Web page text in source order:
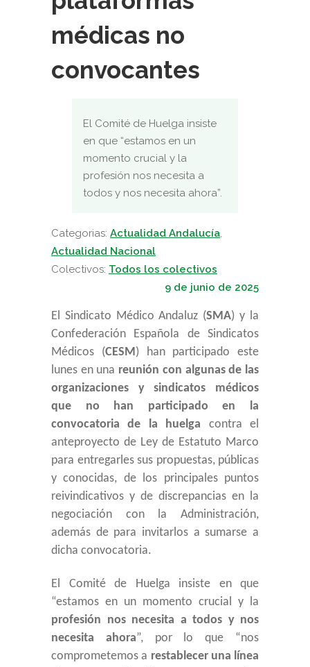
médicas no
convocantes
El Comité de Huelga insiste
en que “estamos en un
momento crucial y la
profesión nos necesita a
todos y nos necesita ahora”.
Categorias: Actualidad Andalucía,
Actualidad Nacional
Colectivos: Todos los colectivos
9 de junio de 2025
El Sindicato Médico Andaluz (SMA) y la
Confederación Española de Sindicatos
Médicos (CESM) han participado este
lunes en una reunión con algunas de las
organizaciones y sindicatos médicos
que no han participado en la
convocatoria de la huelga contra el
anteproyecto de Ley de Estatuto Marco
para entregarles sus propuestas, públicas
y conocidas, de los principales puntos
reivindicativos y de discrepancias en la
negociación con la Administración,
además de para invitarlos a sumarse a
dicha convocatoria.
El Comité de Huelga insiste en que
“estamos en un momento crucial y la
profesión nos necesita a todos y nos
necesita ahora”, por lo que “nos
comprometemos a restablecer una línea